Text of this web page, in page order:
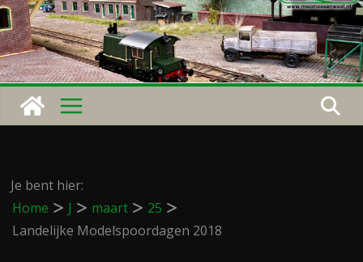
Je bent hier:
Home
J maart
25
Landelijke Modelspoordagen 2018